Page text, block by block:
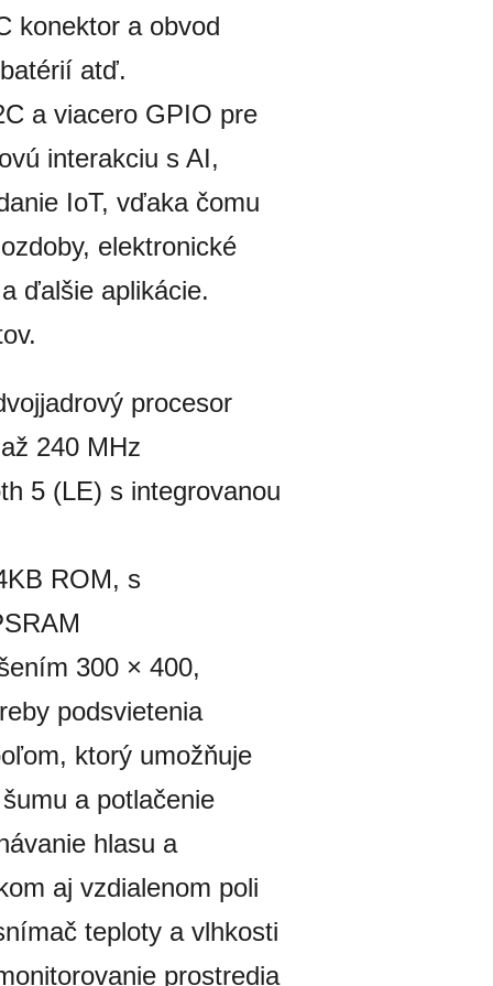
konektor a obvod
atď.
a viacero GPIO pre
interakciu s AI,
IoT, vďaka čomu
elektronické
ďalšie aplikácie.
procesor
240 MHz
5 (LE) s integrovanou
ROM, s
300 × 400,
podsvietenia
ktorý umožňuje
a potlačenie
hlasu a
aj vzdialenom poli
teploty a vlhkosti
prostredia